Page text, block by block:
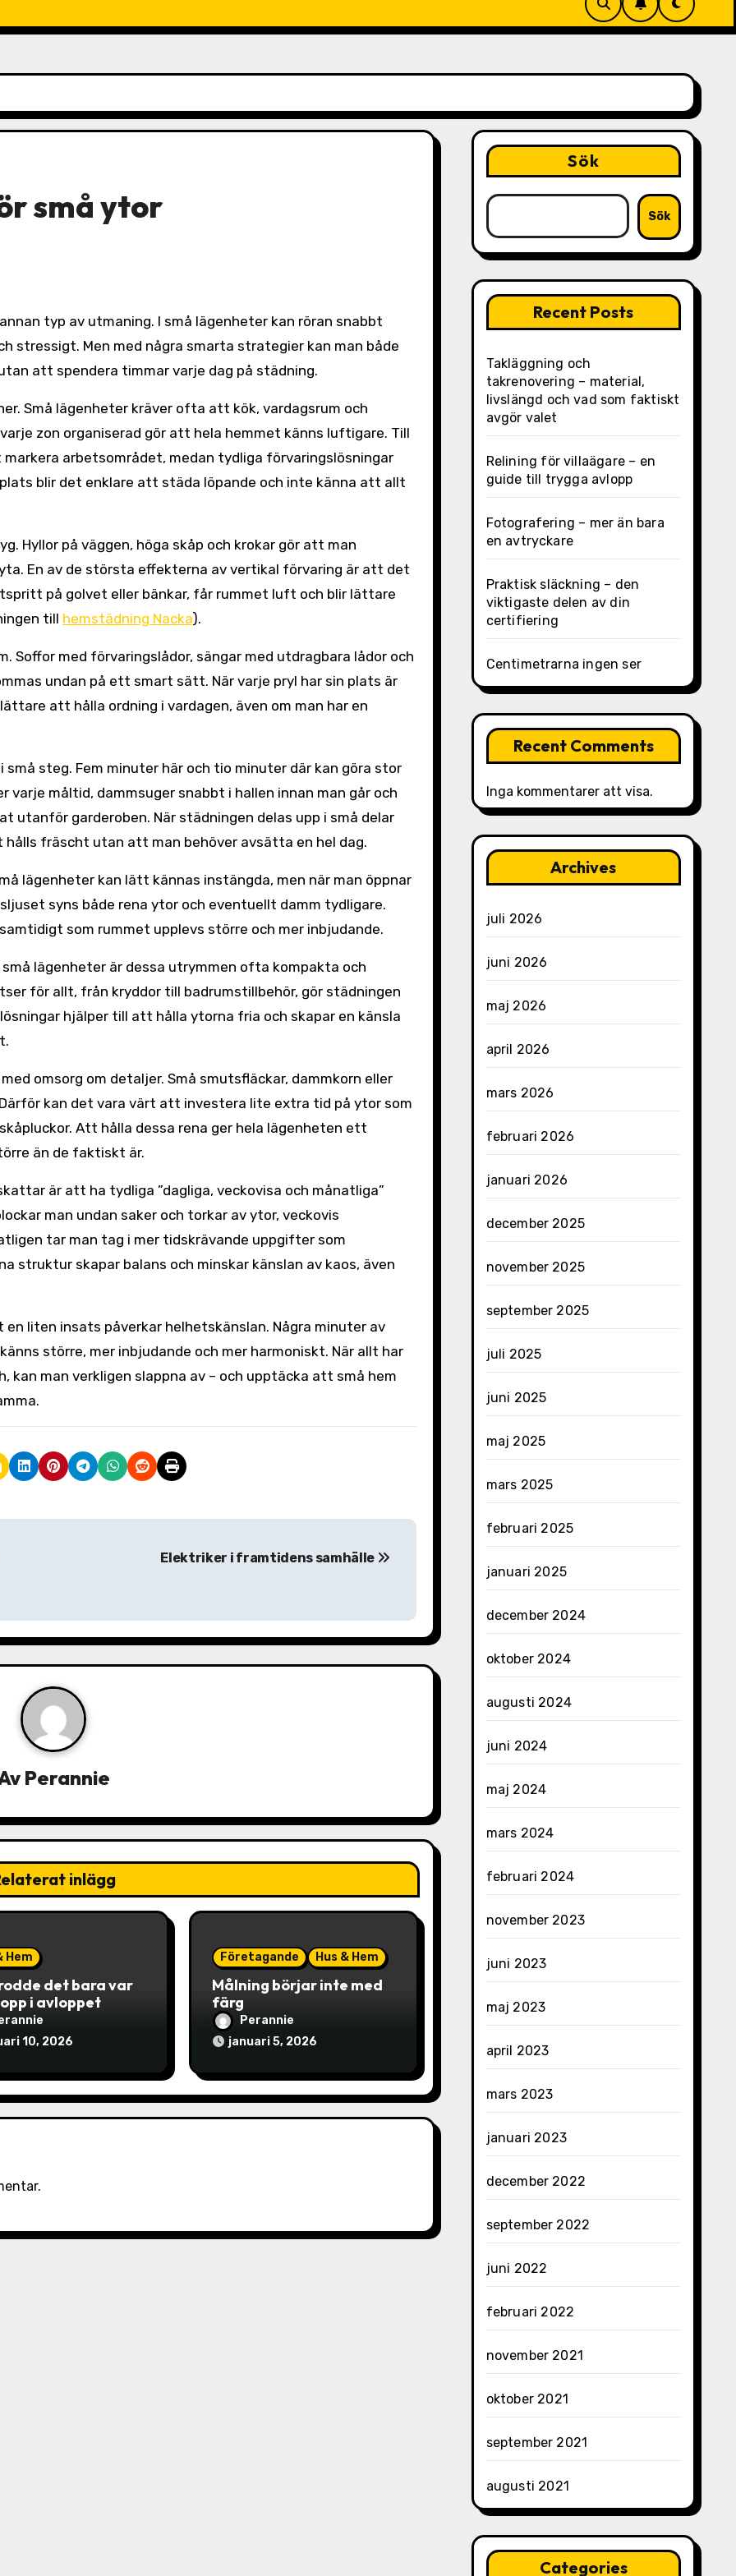
små ytor
stressigt. Men med några smarta strategier kan man både
att spendera timmar varje dag på städning.
Små lägenheter kräver ofta att kök, vardagsrum och
zon organiserad gör att hela hemmet känns luftigare. Till
arbetsområdet, medan tydliga förvaringslösningar
blir det enklare att städa löpande och inte känna att allt
Hyllor på väggen, höga skåp och krokar gör att man
En av de största effekterna av vertikal förvaring är att det
på golvet eller bänkar, får rummet luft och blir lättare
till hemstädning Nacka).
Soffor med förvaringslådor, sängar med utdragbara lådor och
undan på ett smart sätt. När varje pryl har sin plats är
att hålla ordning i vardagen, även om man har en
steg. Fem minuter här och tio minuter där kan göra stor
varje måltid, dammsuger snabbt i hallen innan man går och
utanför garderoben. När städningen delas upp i små delar
hålls fräscht utan att man behöver avsätta en hel dag.
lägenheter kan lätt kännas instängda, men när man öppnar
syns både rena ytor och eventuellt damm tydligare.
som rummet upplevs större och mer inbjudande.
lägenheter är dessa utrymmen ofta kompakta och
för allt, från kryddor till badrumstillbehör, gör städningen
hjälper till att hålla ytorna fria och skapar en känsla
omsorg om detaljer. Små smutsfläckar, dammkorn eller
kan det vara värt att investera lite extra tid på ytor som
Att hålla dessa rena ger hela lägenheten ett
än de faktiskt är.
är att ha tydliga ”dagliga, veckovisa och månatliga”
man undan saker och torkar av ytor, veckovis
tar man tag i mer tidskrävande uppgifter som
struktur skapar balans och minskar känslan av kaos, även
liten insats påverkar helhetskänslan. Några minuter av
större, mer inbjudande och mer harmoniskt. När allt har
kan man verkligen slappna av – och upptäcka att små hem
Elektriker i framtidens samhälle
Perannie
inlägg
Hem
det bara var
i avloppet
10, 2026
Företagande Hus & Hem
Målning börjar inte med
färg
Perannie
januari 5, 2026
Sök
Sök
Recent Posts
Takläggning och
takrenovering – material,
livslängd och vad som faktiskt
avgör valet
Relining för villaägare – en
guide till trygga avlopp
Fotografering – mer än bara
en avtryckare
Praktisk släckning – den
viktigaste delen av din
certifiering
Centimetrarna ingen ser
Recent Comments
Inga kommentarer att visa.
Archives
juli 2026
juni 2026
maj 2026
april 2026
mars 2026
februari 2026
januari 2026
december 2025
november 2025
september 2025
juli 2025
juni 2025
maj 2025
mars 2025
februari 2025
januari 2025
december 2024
oktober 2024
augusti 2024
juni 2024
maj 2024
mars 2024
februari 2024
november 2023
juni 2023
maj 2023
april 2023
mars 2023
januari 2023
december 2022
september 2022
juni 2022
februari 2022
november 2021
oktober 2021
september 2021
augusti 2021
Categories